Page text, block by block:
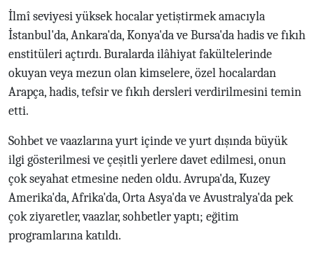
İlmî seviyesi yüksek hocalar yetiştirmek amacıyla
İstanbul'da, Ankara'da, Konya'da ve Bursa'da hadis ve fıkıh
enstitüleri açtırdı. Buralarda ilâhiyat fakültelerinde
okuyan veya mezun olan kimselere, özel hocalardan
Arapça, hadis, tefsir ve fıkıh dersleri verdirilmesini temin
etti.
Sohbet ve vaazlarına yurt içinde ve yurt dışında büyük
ilgi gösterilmesi ve çeşitli yerlere davet edilmesi, onun
çok seyahat etmesine neden oldu. Avrupa'da, Kuzey
Amerika'da, Afrika'da, Orta Asya'da ve Avustralya'da pek
çok ziyaretler, vaazlar, sohbetler yaptı; eğitim
programlarına katıldı.